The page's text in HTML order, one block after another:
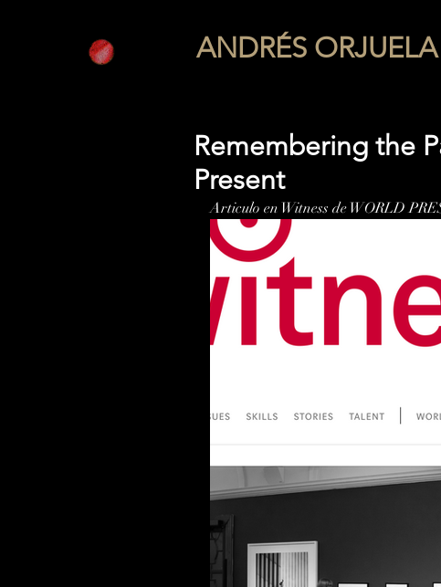
ANDRÉS ORJUELA
Remembering the
Present
Articulo en Witness de WORLD